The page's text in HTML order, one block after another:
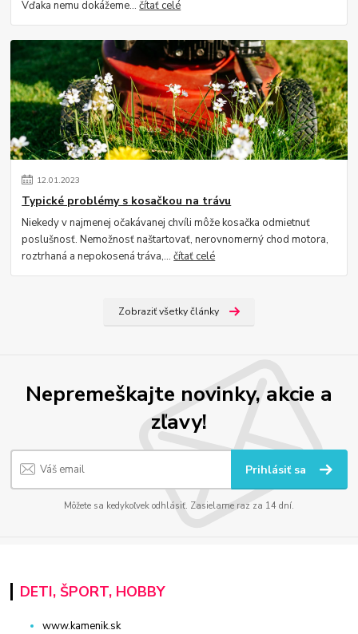
Vďaka nemu dokážeme...čítať celé
12.01.2023
Typické problémy s kosačkou na trávu
Niekedy v najmenej očakávanej chvíli môže kosačka odmietnuť
poslušnosť. Nemožnosť naštartovať, nerovnomerný chod motora,
roztrhaná a nepokosená tráva,...čítať celé
Zobraziť všetky články
Nepremeškajte novinky, akcie a
zľavy!
Prihlásiť sa
Môžete sa kedykoľvek odhlásiť. Zasielame raz za 14 dní.
DETI, ŠPORT, HOBBY
www.kamenik.sk